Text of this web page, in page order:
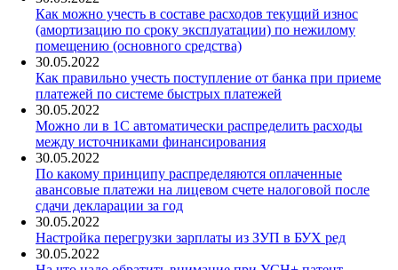
Как можно учесть в составе расходов текущий износ
(амортизацию по сроку эксплуатации) по нежилому
помещению (основного средства)
30.05.2022
Как правильно учесть поступление от банка при приеме
платежей по системе быстрых платежей
30.05.2022
Можно ли в 1С автоматически распределить расходы
между источниками финансирования
30.05.2022
По какому принципу распределяются оплаченные
авансовые платежи на лицевом счете налоговой после
сдачи декларации за год
30.05.2022
Настройка перегрузки зарплаты из ЗУП в БУХ ред
30.05.2022